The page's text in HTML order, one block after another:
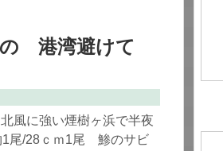
の 港湾避けて
風に強い煙樹ヶ浜で半夜
尾/28ｃｍ1尾 鯵のサビ